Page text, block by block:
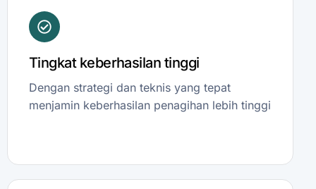
Tingkat keberhasilan tinggi
Dengan strategi dan teknis yang tepat
menjamin keberhasilan penagihan lebih tinggi